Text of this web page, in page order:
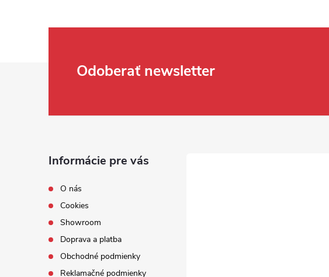
Odoberať newsletter
Informácie pre vás
O nás
Cookies
Showroom
Doprava a platba
Obchodné podmienky
Reklamačné podmienky